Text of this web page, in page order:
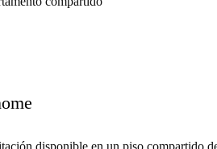
disponible en un piso compartido